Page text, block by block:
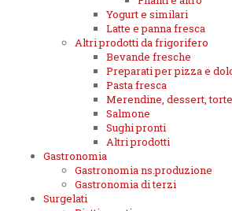
Yogurt e similari
Latte e panna fresca
Altri prodotti da frigorifero
Bevande fresche
Preparati per pizza e
Pasta fresca
Merendine, dessert, torte
Salmone
Sughi pronti
Altri prodotti
Gastronomia
Gastronomia ns.produzione
Gastronomia di terzi
Surgelati